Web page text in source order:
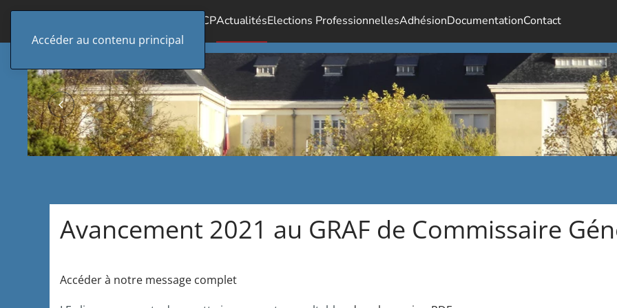
Accéder au contenu principal
Le SICPActualitésElections ProfessionnellesAdhésionDocumentationContact
Avancement 2021 au GRAF de Commissaire
Accéder à notre message complet